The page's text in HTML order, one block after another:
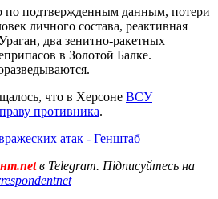
по подтвержденным данным, потери
личного состава, реактивная
два зенитно-ракетных
в Золотой Балке.
что в Херсоне ВСУ
противника.
атак - Генштаб
в Telegram. Підписуйтесь на